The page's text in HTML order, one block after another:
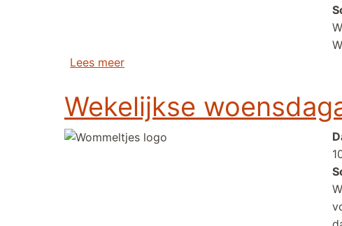
Lees meerover Wekelijkse woensdagavond
Wekelijkse